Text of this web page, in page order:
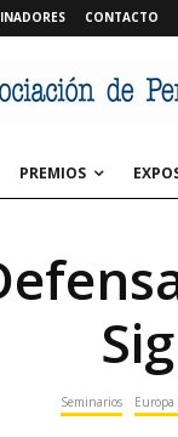
CONTACTO
PREMIOS
Seminarios Europa